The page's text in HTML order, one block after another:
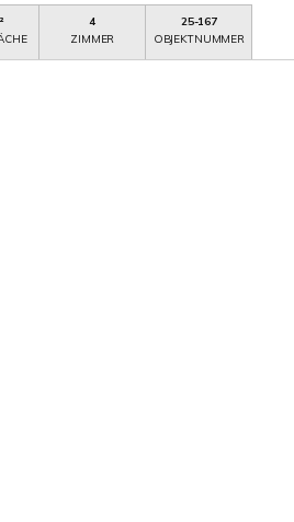
4
ZIMMER
25-167
OBJEKTNUMMER